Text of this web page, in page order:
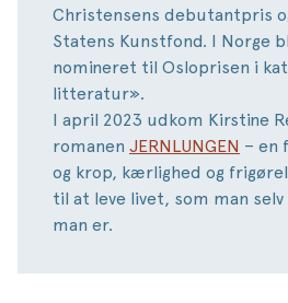
Christensens debutantpris
Statens Kunstfond. I Norge
nomineret til Osloprisen i
litteratur».
I april 2023 udkom Kirstine
romanen JERNLUNGEN – en
og krop, kærlighed og
til at leve livet, som man selv
man er.